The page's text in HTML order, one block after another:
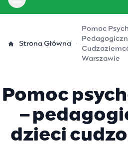
Strona Główna
Pomoc
Warszawie
Pomoc
–
dzieci